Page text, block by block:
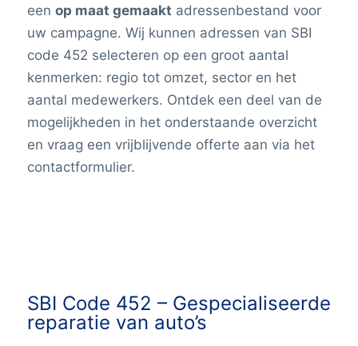
een op maat gemaakt adressenbestand voor
uw campagne. Wij kunnen adressen van SBI
code 452 selecteren op een groot aantal
kenmerken: regio tot omzet, sector en het
aantal medewerkers. Ontdek een deel van de
mogelijkheden in het onderstaande overzicht
en vraag een vrijblijvende offerte aan via het
contactformulier.
SBI Code 452 – Gespecialiseerde
reparatie van auto’s